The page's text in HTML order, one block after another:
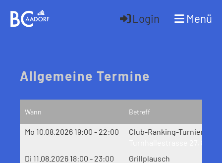
Login Menü
Allgemeine Termine
Wann Betreff
Mo 10.08.2026 19:00 - 22:00
Club-Ranking-Turnier
Di 11.08.2026 18:00 - 23:00
Grillplausch